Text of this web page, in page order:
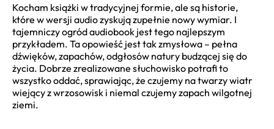
Kocham książki w tradycyjnej formie, ale są historie,
które w wersji audio zyskują zupełnie nowy wymiar. I
tajemniczy ogród audiobook jest tego najlepszym
przykładem. Ta opowieść jest tak zmysłowa – pełna
dźwięków, zapachów, odgłosów natury budzącej się do
życia. Dobrze zrealizowane słuchowisko potrafi to
wszystko oddać, sprawiając, że czujemy na twarzy wiatr
wiejący z wrzosowisk i niemal czujemy zapach wilgotnej
ziemi.